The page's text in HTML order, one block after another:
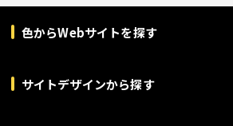
色からWebサイトを探す
サイトデザインから探す